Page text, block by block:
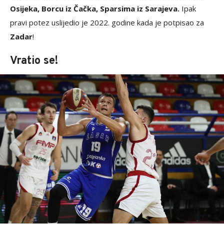
Osijeka, Borcu iz Čačka, Sparsima iz Sarajeva. Ipak
pravi potez uslijedio je 2022. godine kada je potpisao za
Zadar!
Vratio se!